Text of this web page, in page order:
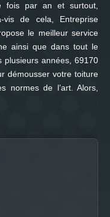
fois par an et surtout,
vis de cela, Entreprise
le meilleur service
ainsi que dans tout le
plusieurs années, 69170
démousser votre toiture
normes de l’art. Alors,